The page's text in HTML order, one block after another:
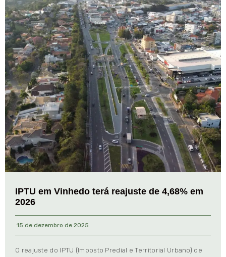
IPTU em Vinhedo terá reajuste de 4,68% em
2026
15 de dezembro de 2025
O reajuste do IPTU (Imposto Predial e Territorial Urbano) de